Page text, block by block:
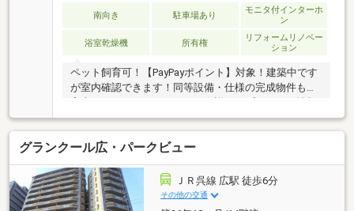
南向き 駐車場あり
モニタ付インターホ
ン
浴室乾燥機 所有権
リフォームリノベー
ション
ペット飼育可！【PayPayポイント】対象！建築中です
が室内確認できます！同等設備・仕様の完成物件もご
欄をご覧ください。■ 室内全改装中で綺麗になりま
す！■ サイズ等によりペット飼育可です。■ 全居室
5.6帖以上なので居室として充分です。■ ＩＨクッキ
ングヒーターのため料理あとのお掃除も楽々！■ WIC
等設置で日常生活に必要な収納力充実です。■ 南向
きのバルコニーで陽当たりが良好です。■ 全室フロ
ーリングで便利で衛生的。■ お客様駐車場もあるの
グランクール広・パークビュー
ＪＲ呉線 広駅 徒歩6分
その他の交通